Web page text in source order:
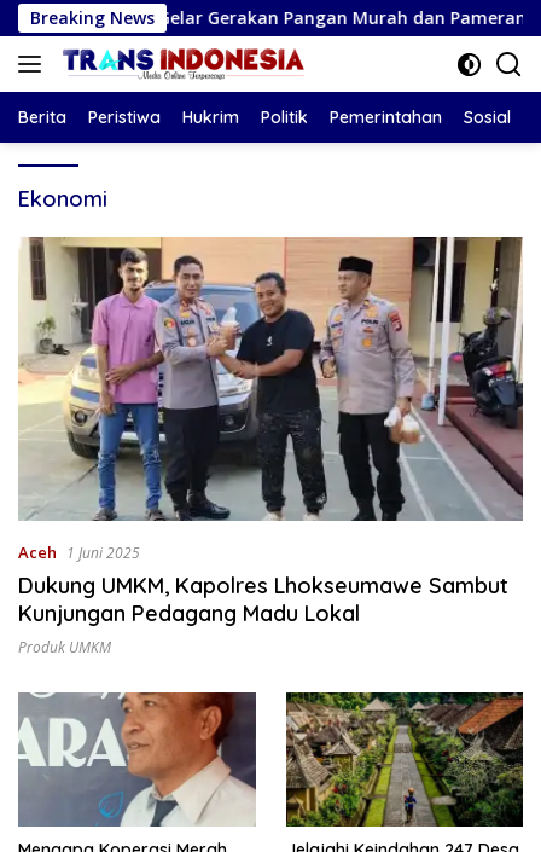
Langsung
ke
konten
Breaking NewsGelar Gerakan Pangan Murah dan Pameran Produk
Berita Peristiwa Hukrim Politik Pemerintahan Sosial
Ekonomi
Aceh 1 Juni 2025
Dukung UMKM, Kapolres Lhokseumawe Sambut
Kunjungan Pedagang Madu Lokal
Produk UMKM